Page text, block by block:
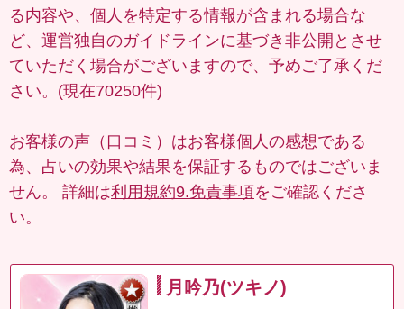
る内容や、個人を特定する情報が含まれる場合な
ど、運営独自のガイドラインに基づき非公開とさせ
ていただく場合がございますので、予めご了承くだ
さい。(現在70250件)
お客様の声（口コミ）はお客様個人の感想である
為、占いの効果や結果を保証するものではございま
せん。 詳細は利用規約9.免責事項をご確認くださ
い。
月吟乃(ツキノ)